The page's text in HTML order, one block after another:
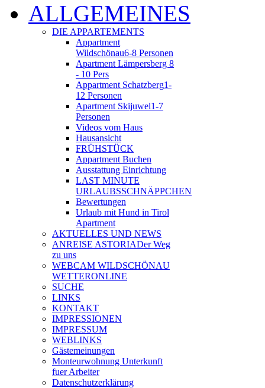
ALLGEMEINES
DIE APPARTEMENTS
Appartment
Wildschönau6-8 Personen
Apartment Lämpersberg 8
- 10 Pers
Appartment Schatzberg1-
12 Personen
Apartment Skijuwel1-7
Personen
Videos vom Haus
Hausansicht
FRÜHSTÜCK
Appartment Buchen
Ausstattung Einrichtung
LAST MINUTE
URLAUBSSCHNÄPPCHEN
Bewertungen
Urlaub mit Hund in Tirol
Apartment
AKTUELLES UND NEWS
ANREISE ASTORIADer Weg
zu uns
WEBCAM WILDSCHÖNAU
WETTERONLINE
SUCHE
LINKS
KONTAKT
IMPRESSIONEN
IMPRESSUM
WEBLINKS
Gästemeinungen
Monteurwohnung Unterkunft
fuer Arbeiter
Datenschutzerklärung